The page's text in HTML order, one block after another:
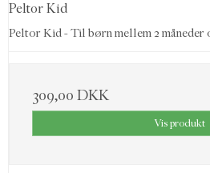
Peltor Kid
Peltor Kid - Til børn mellem 2 måneder
309,00 DKK
Vis produkt